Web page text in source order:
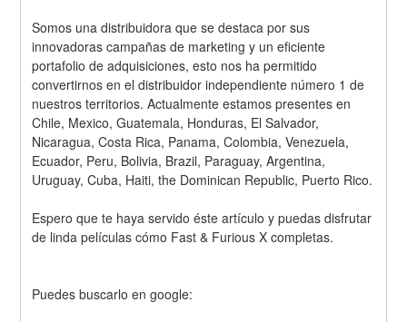
Somos una distribuidora que se destaca por sus
innovadoras campañas de marketing y un eficiente
portafolio de adquisiciones, esto nos ha permitido
convertirnos en el distribuidor independiente número 1 de
nuestros territorios. Actualmente estamos presentes en
Chile, Mexico, Guatemala, Honduras, El Salvador,
Nicaragua, Costa Rica, Panama, Colombia, Venezuela,
Ecuador, Peru, Bolivia, Brazil, Paraguay, Argentina,
Uruguay, Cuba, Haiti, the Dominican Republic, Puerto Rico.
Espero que te haya servido éste artículo y puedas disfrutar
de linda películas cómo Fast & Furious X completas.
Puedes buscarlo en google: